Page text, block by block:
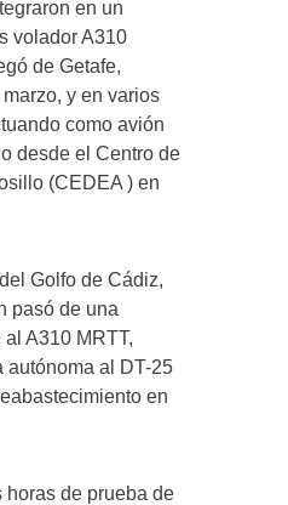
en un
volador A310
de Getafe,
y en varios
como avión
desde el Centro de
(CEDEA ) en
Golfo de Cádiz,
pasó de una
A310 MRTT,
autónoma al DT-25
en
horas de prueba de